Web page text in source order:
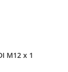
M12 x 1